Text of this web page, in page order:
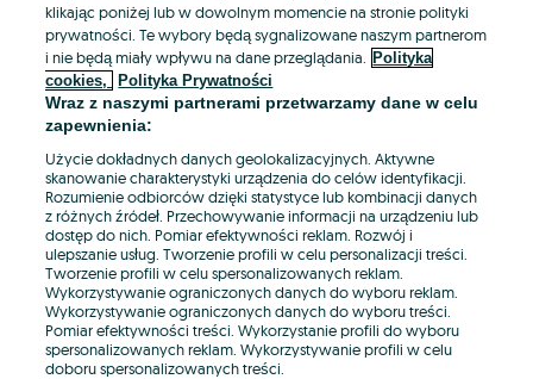
Kontynuuj przez konto Google
LUB
E-mail
Hasło
klikając poniżej lub w dowolnym momencie na stronie polityki
prywatności. Te wybory będą sygnalizowane naszym partnerom
i nie będą miały wpływu na dane przeglądania.
Polityka
cookies,
Polityka Prywatności
Wraz z naszymi partnerami przetwarzamy dane w celu
zapewnienia:
Użycie dokładnych danych geolokalizacyjnych. Aktywne
skanowanie charakterystyki urządzenia do celów identyfikacji.
Rozumienie odbiorców dzięki statystyce lub kombinacji danych
z różnych źródeł. Przechowywanie informacji na urządzeniu lub
dostęp do nich. Pomiar efektywności reklam. Rozwój i
ulepszanie usług. Tworzenie profili w celu personalizacji treści.
Tworzenie profili w celu spersonalizowanych reklam.
Wykorzystywanie ograniczonych danych do wyboru reklam.
Wykorzystywanie ograniczonych danych do wyboru treści.
Pomiar efektywności treści. Wykorzystanie profili do wyboru
spersonalizowanych reklam. Wykorzystywanie profili w celu
doboru spersonalizowanych treści.